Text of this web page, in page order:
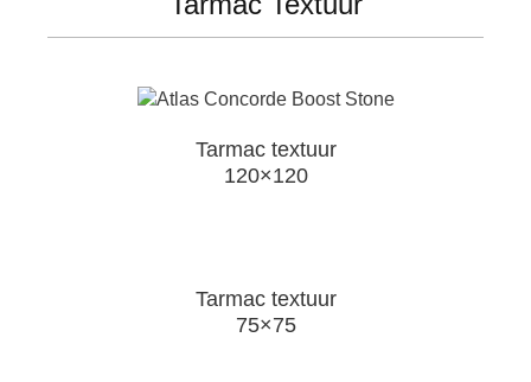
Tarmac textuur
120×120
Tarmac textuur
75×75